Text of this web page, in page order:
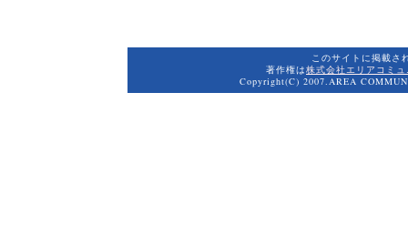
このサイトに掲載さ
著作権は株式会社エリアコミ
Copyright(C) 2007.AREA